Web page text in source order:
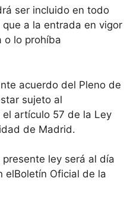
ser incluido en todo
a la entrada en vigor
o lo prohíba
acuerdo del Pleno de
sujeto al
artículo 57 de la Ley
de Madrid.
ley será al día
elBoletín Oficial de la